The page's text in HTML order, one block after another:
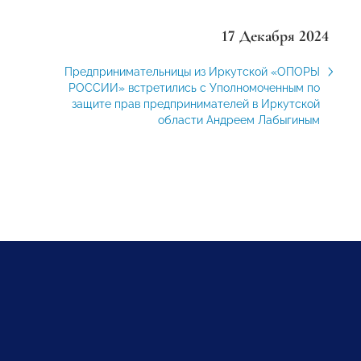
17 Декабря 2024
Предпринимательницы из Иркутской «ОПОРЫ
РОССИИ» встретились с Уполномоченным по
защите прав предпринимателей в Иркутской
области Андреем Лабыгиным